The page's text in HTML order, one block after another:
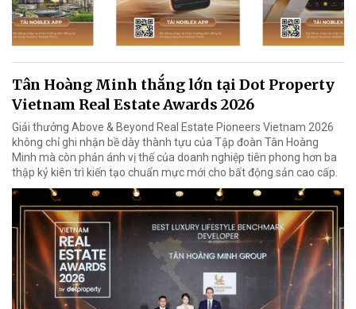
Tân Hoàng Minh thắng lớn tại Dot Property
Vietnam Real Estate Awards 2026
Giải thưởng Above & Beyond Real Estate Pioneers Vietnam 2026
không chỉ ghi nhận bề dày thành tựu của Tập đoàn Tân Hoàng
Minh mà còn phản ánh vị thế của doanh nghiệp tiên phong hơn ba
thập kỷ kiên trì kiến tạo chuẩn mực mới cho bất động sản cao cấp.